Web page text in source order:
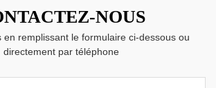
NOUS
en remplissant le formulaire ci-dessous ou
directement par téléphone